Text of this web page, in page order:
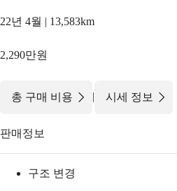
22년 4월 | 13,583km
2,290만원
총 구매 비용 | 시세 정보
판매정보
구조 변경